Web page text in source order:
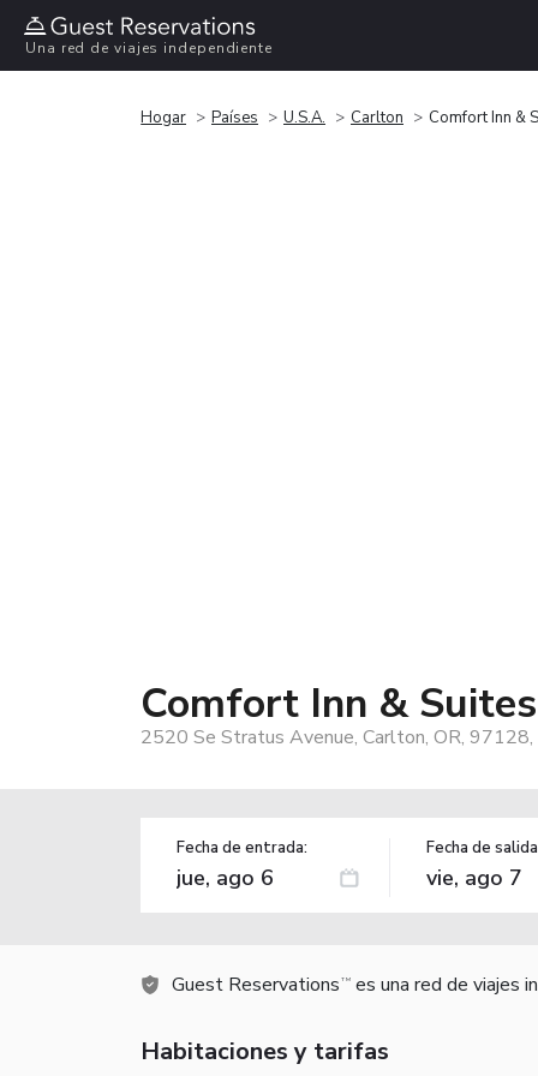
Una red de viajes independiente
Hogar Países U.S.A. Carlton Comfort Inn &
Comfort Inn &
2520 Se Stratus Avenue, Carlton, OR, 97128,
Fecha de entrada: Fecha de
Guest Reservations TM es una red de viajes
Habitaciones y tarifas